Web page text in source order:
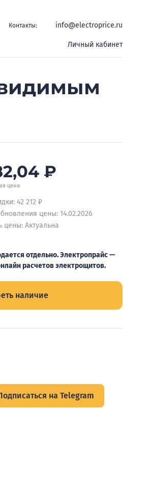
Контакты: info@electroprice.ru
Личный кабинет
видимым
₽
цена
42 212 ₽
цены: 14.02.2026
цены: Актуальна
отдельно. Электропрайс —
расчетов электрощитов.
наличие
на Telegram